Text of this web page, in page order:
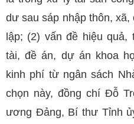
dư sau sáp nhập thôn,
lập; (2) vấn đề hiệu
tài, đề án, dự án khoa
kinh phí từ ngân sách
chọn này, đồng chí Đỗ
ương Đảng, Bí thư Tỉnh